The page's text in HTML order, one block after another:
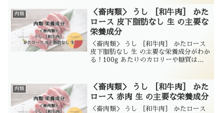
肉類
＜畜肉類＞ うし ［和牛肉］ かた
ロース 皮下脂肪なし 生 の主要な
栄養成分
＜畜肉類＞ うし ［和牛肉］ かたロース
皮下脂肪なし 生 の主要な栄養成分がわか
る！100g あたりのカロリーや糖質は...
肉類
＜畜肉類＞ うし ［和牛肉］ かた
ロース 赤肉 生 の主要な栄養成分
＜畜肉類＞ うし ［和牛肉］ かたロース